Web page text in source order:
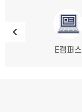
E캠퍼스